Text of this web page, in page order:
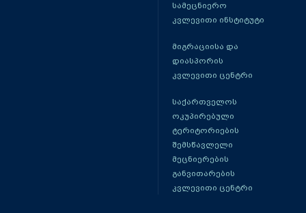
სამეცნიერო
კვლევითი ინსტიტუტი
მიგრაციისა და
დიასპორის
კვლევითი ცენტრი
საქართველოს
ოკუპირებული
ტერიტორიების
შემსწავლელი
მეცნიერების
განვითარების
კვლევითი ცენტრი